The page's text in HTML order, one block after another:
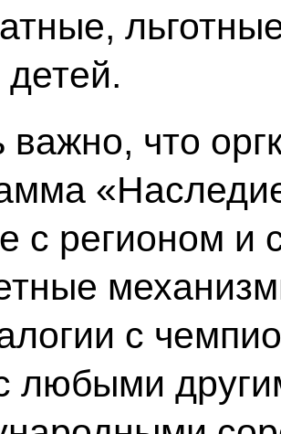
детей.
важно, что
с регионом и
с
любыми